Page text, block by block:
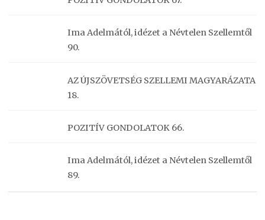
Ima Adelmától, idézet a Névtelen Szellemtől
90.
AZ ÚJSZÖVETSÉG SZELLEMI MAGYARÁZATA
18.
POZITÍV GONDOLATOK 66.
Ima Adelmától, idézet a Névtelen Szellemtől
89.